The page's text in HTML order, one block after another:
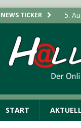
NEWS TICKER 5.
5.
5.
START